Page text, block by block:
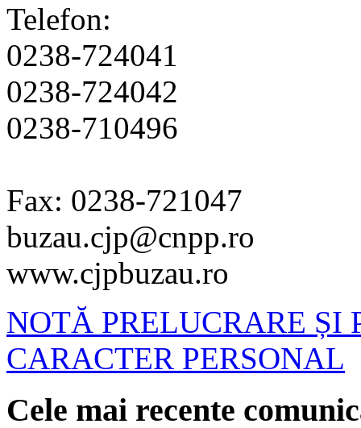
Telefon:
0238-724041
0238-724042
0238-710496
Fax: 0238-721047
buzau.cjp@cnpp.ro
www.cjpbuzau.ro
NOTĂ PRELUCRARE ȘI
CARACTER PERSONAL
Cele mai recente